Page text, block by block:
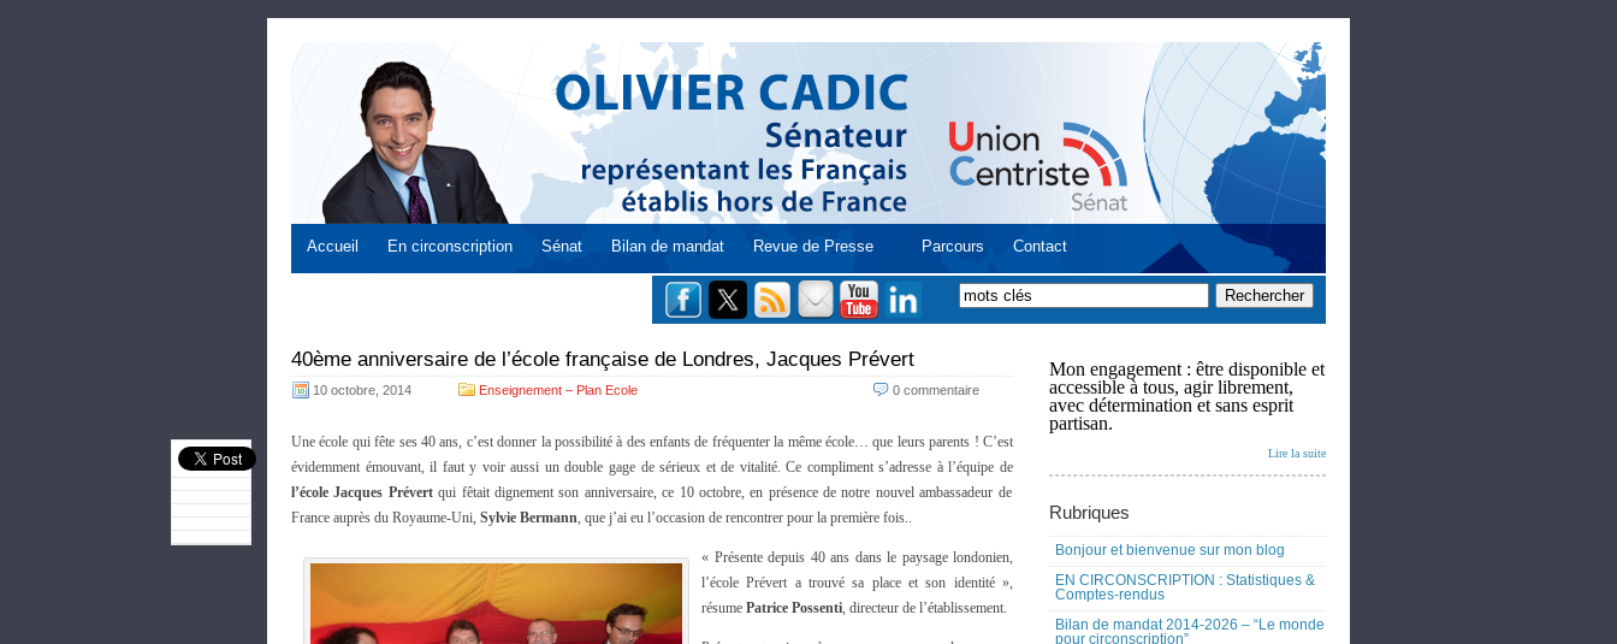
Accueil En circonscription Sénat Bilan de mandat Revue de Presse Parcours Contact
40ème anniversaire de l’école française de Londres, Jacques Prévert
10 octobre, 2014 Enseignement – Plan Ecole 0 commentaire
Une école qui fête ses 40 ans, c’est donner la possibilité à des enfants de fréquenter la même école… que leurs parents ! C’est
évidemment émouvant, il faut y voir aussi un double gage de sérieux et de vitalité. Ce compliment s’adresse à l’équipe de
l’école Jacques Prévertqui fêtait dignement son anniversaire, ce 10 octobre, en présence de notre nouvel ambassadeur de
France auprès du Royaume-Uni, Sylvie Bermann, que j’ai eu l’occasion de rencontrer pour la première fois..
« Présente depuis 40 ans dans le paysage londonien,
l’école Prévert a trouvé sa place et son identité »,
résume Patrice Possenti, directeur de l’établissement.
Mon engagement : être disponible et
accessible à tous, agir librement,
avec détermination et sans esprit
partisan.
Lire la suite
Rubriques
Bonjour et bienvenue sur mon blog
EN CIRCONSCRIPTION : Statistiques &
Comptes-rendus
Bilan de mandat 2014-2026 – “Le monde
pour circonscription”